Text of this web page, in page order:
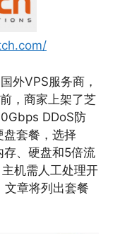
外VPS服务商，
，商家上架了芝
DDoS防
套餐，选择
、硬盘和5倍流
机需人工处理开
文章将列出套餐